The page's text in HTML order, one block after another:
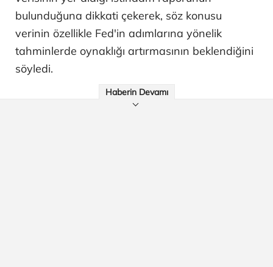
bulunduğuna dikkati çekerek, söz konusu
verinin özellikle Fed'in adımlarına yönelik
tahminlerde oynaklığı artırmasının beklendiğini
söyledi.
Haberin Devamı